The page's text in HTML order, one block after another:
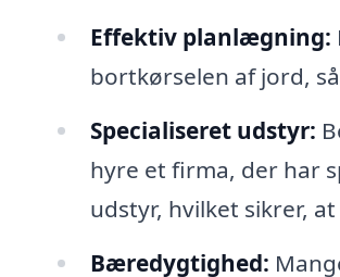
Effektiv planlægning:
bortkørselen af jord,
Specialiseret udstyr:
hyre et firma, der har
udstyr, hvilket sikrer,
Bæredygtighed: